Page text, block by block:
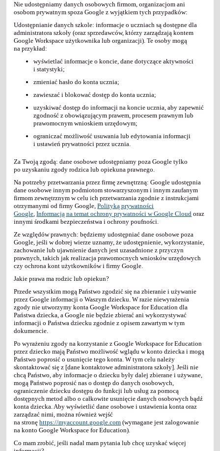
Nie udostępniamy danych osobowych firmom, organizacjom ani
osobom prywatnym spoza Google z wyjątkiem tych przypadków:
Udostępnianie danych szkole: informacje o uczniach są dostępne dla
administratora szkoły (oraz sprzedawców, którzy zarządzają kontem
Google Workspace użytkownika lub organizacji). Te osoby mogą
na przykład:
wyświetlać informacje o koncie, dane dotyczące aktywności
i statystyki;
zmieniać hasło do konta ucznia;
zawieszać i blokować dostęp do konta ucznia;
uzyskiwać dostęp do informacji na koncie ucznia, aby zapewnić
zgodność z obowiązującym prawem, procesem prawnym lub
prawomocnym wnioskiem urzędowym;
ograniczać możliwość usuwania lub edytowania informacji
i ustawień prywatności przez ucznia.
Za Twoją zgodą: dane osobowe udostępniamy poza Google tylko
po uzyskaniu zgody rodzica lub opiekuna prawnego.
Na potrzeby przetwarzania przez firmę zewnętrzną: Google udostępnia
dane osobowe innym podmiotom stowarzyszonym i innym zaufanym
firmom zewnętrznym w celu ich przetwarzania zgodnie z instrukcjami
otrzymanymi od firmy Google,Polityką prywatności
Google,Informacją na temat ochrony prywatności w Google Cloud oraz
innymi środkami bezpieczeństwa i ochrony poufności.
Ze względów prawnych: będziemy udostępniać dane osobowe poza
Google, jeśli w dobrej wierze uznamy, że udostępnienie, wykorzystanie,
zachowanie lub ujawnienie danych jest uzasadnione z przyczyn
prawnych, takich jak realizacja prawomocnych wniosków urzędowych
czy ochrona kont użytkowników i firmy Google.
Jakie prawa ma rodzic lub opiekun?
Przede wszystkim mogą Państwo zgodzić się na zbieranie i używanie
przez Google informacji o Waszym dziecku. W razie niewyrażenia
zgody nie utworzymy konta Google Workspace for Education dla
Państwa dziecka, a Google nie będzie zbierać ani wykorzystywać
informacji o Państwa dziecku zgodnie z opisem zawartym w tym
dokumencie.
Po wyrażeniu zgody na korzystanie z Google Workspace for Education
przez dziecko mają Państwo możliwość wglądu w konto dziecka i mogą
Państwo poprosić o usunięcie tego konta. W tym celu należy
skontaktować się z [dane kontaktowe administratora szkoły]. Jeśli nie
chcą Państwo, aby informacje o dziecku były dalej zbierane i używane,
mogą Państwo poprosić nas o dostęp do danych osobowych,
ograniczenie dziecku dostępu do funkcji lub usług za pomocą
dostępnych metod albo o całkowite usunięcie danych osobowych bądź
konta dziecka. Aby wyświetlić dane osobowe i ustawienia konta oraz
zarządzać nimi, można również wejść
na stronęhttps://myaccount.google.com (wymagane jest zalogowanie
na konto Google Workspace for Education).
Co mam zrobić, jeśli nadal mam pytania lub chcę uzyskać więcej